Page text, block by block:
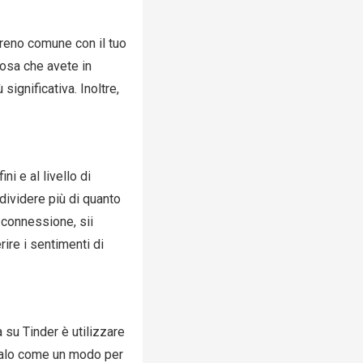
comune con il tuo
che avete in
significativa. Inoltre,
e al livello di
più di quanto
sii
i sentimenti di
su Tinder è utilizzare
come un modo per